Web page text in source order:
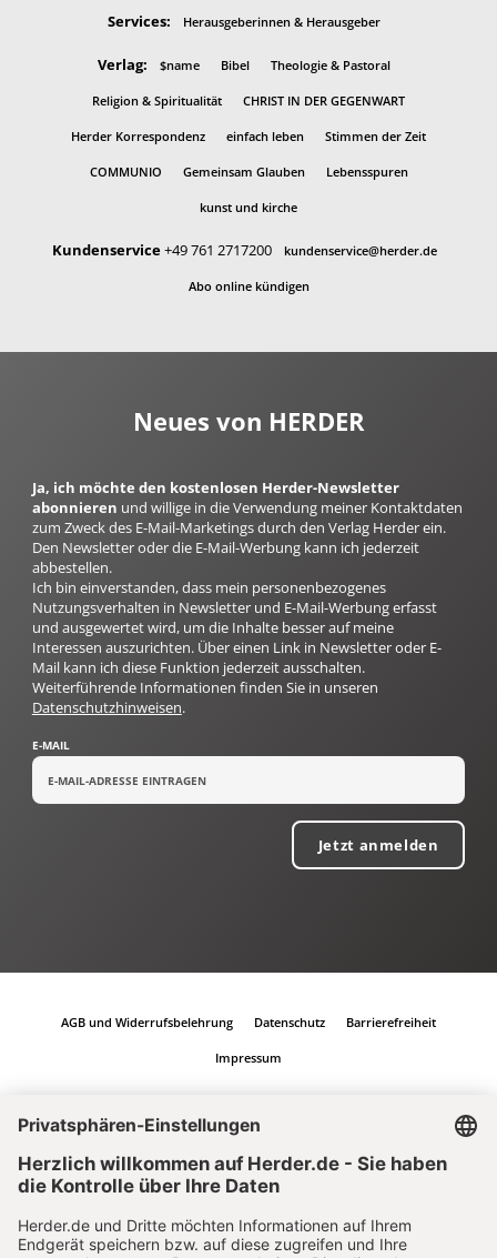
Services: Herausgeberinnen & Herausgeber
Verlag: $name Bibel Theologie & Pastoral
Religion & Spiritualität CHRIST IN DER GEGENWART
Herder Korrespondenz einfach leben Stimmen der Zeit
COMMUNIO Gemeinsam Glauben Lebensspuren
kunst und kirche
Kundenservice+49 761 2717200 kundenservice@herder.de
Abo online kündigen
Neues von HERDER
Ja, ich möchte den kostenlosen Herder-Newsletter
abonnieren und willige in die Verwendung meiner Kontaktdaten
zum Zweck des E-Mail-Marketings durch den Verlag Herder ein.
Den Newsletter oder die E-Mail-Werbung kann ich jederzeit
abbestellen.
Ich bin einverstanden, dass mein personenbezogenes
Nutzungsverhalten in Newsletter und E-Mail-Werbung erfasst
und ausgewertet wird, um die Inhalte besser auf meine
Interessen auszurichten. Über einen Link in Newsletter oder E-
Mail kann ich diese Funktion jederzeit ausschalten.
Weiterführende Informationen finden Sie in unseren
Datenschutzhinweisen.
E-MAIL
Jetzt anmelden
AGB und Widerrufsbelehrung Datenschutz Barrierefreiheit
Impressum
Vertrag widerrufen